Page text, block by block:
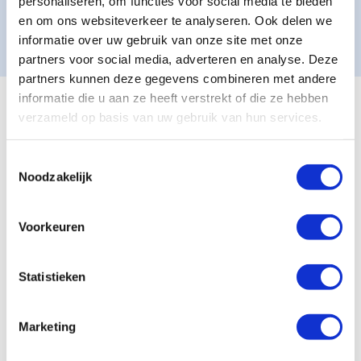
en om ons websiteverkeer te analyseren. Ook delen we
informatie over uw gebruik van onze site met onze
partners voor social media, adverteren en analyse. Deze
partners kunnen deze gegevens combineren met andere
informatie die u aan ze heeft verstrekt of die ze hebben
verzameld op basis van uw gebruik van hun services.
Noodzakelijk
Voorkeuren
Statistieken
Marketing
Contact opnemen
Wat mensen zeggen over The
The Shift was voor mij een unieke ervaring
genomen om te kunnen helen, vergeven en op
een gezonde manier om te gaan met rouw en